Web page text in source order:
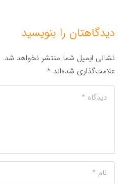
دیدگاهتان را بنویسید
نشانی ایمیل شما منتشر نخواهد شد.
علامت‌گذاری شده‌اند*